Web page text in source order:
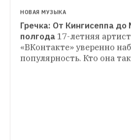
НОВАЯ МУЗЫКА
«Зачем нужна Москва,
«Блейзер», водка и танцы
Как я провел неделю в
поэтического баттла до
НОВАЯ МУЗЫКА
Гречка: От Кингисеппа до
полгода 17-летняя
«ВКонтакте» уверенно
популярность. Кто она